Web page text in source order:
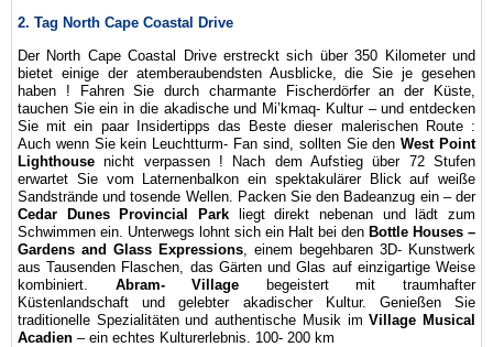
2. Tag North Cape Coastal Drive
Der North Cape Coastal Drive erstreckt sich über 350 Kilometer und
bietet einige der atemberaubendsten Ausblicke, die Sie je gesehen
haben ! Fahren Sie durch charmante Fischerdörfer an der Küste,
tauchen Sie ein in die akadische und Mi’kmaq- Kultur – und entdecken
Sie mit ein paar Insidertipps das Beste dieser malerischen Route :
Auch wenn Sie kein Leuchtturm- Fan sind, sollten Sie denWest Point
Lighthousenicht verpassen ! Nach dem Aufstieg über 72 Stufen
erwartet Sie vom Laternenbalkon ein spektakulärer Blick auf weiße
Sandstrände und tosende Wellen. Packen Sie den Badeanzug ein – der
Cedar Dunes Provincial Park liegt direkt nebenan und lädt zum
Schwimmen ein. Unterwegs lohnt sich ein Halt bei den Bottle Houses –
Gardens and Glass Expressions , einem begehbaren 3D- Kunstwerk
aus Tausenden Flaschen, das Gärten und Glas auf einzigartige Weise
kombiniert. Abram- Village begeistert mit traumhafter
Küstenlandschaft und gelebter akadischer Kultur. Genießen Sie
traditionelle Spezialitäten und authentische Musik imVillage Musical
Acadien – ein echtes Kulturerlebnis. 100- 200 km